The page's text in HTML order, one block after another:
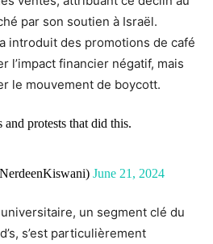
par son soutien à Israël.
introduit des promotions de café
l’impact financier négatif, mais
le mouvement de boycott.
and protests that did this.
June 21, 2024
un segment clé du
s’est particulièrement